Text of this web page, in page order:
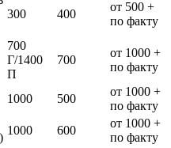
300 400
от 500 +
по факту
700
Г/1400
П
700
от 1000 +
по факту
1000 500
от 1000 +
по факту
1000 600
от 1000 +
по факту